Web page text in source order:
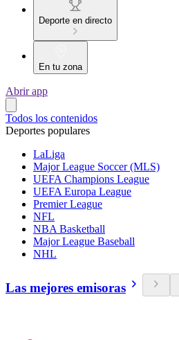
Deporte en directo
En tu zona
Abrir app
Todos los contenidos
Deportes populares
LaLiga
Major League Soccer (MLS)
UEFA Champions League
UEFA Europa League
Premier League
NFL
NBA Basketball
Major League Baseball
NHL
Las mejores emisoras